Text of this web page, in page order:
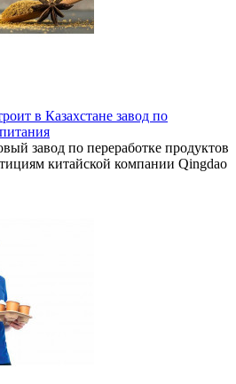
в Казахстане завод по
завод по переработке продуктов
китайской компании Qingdao